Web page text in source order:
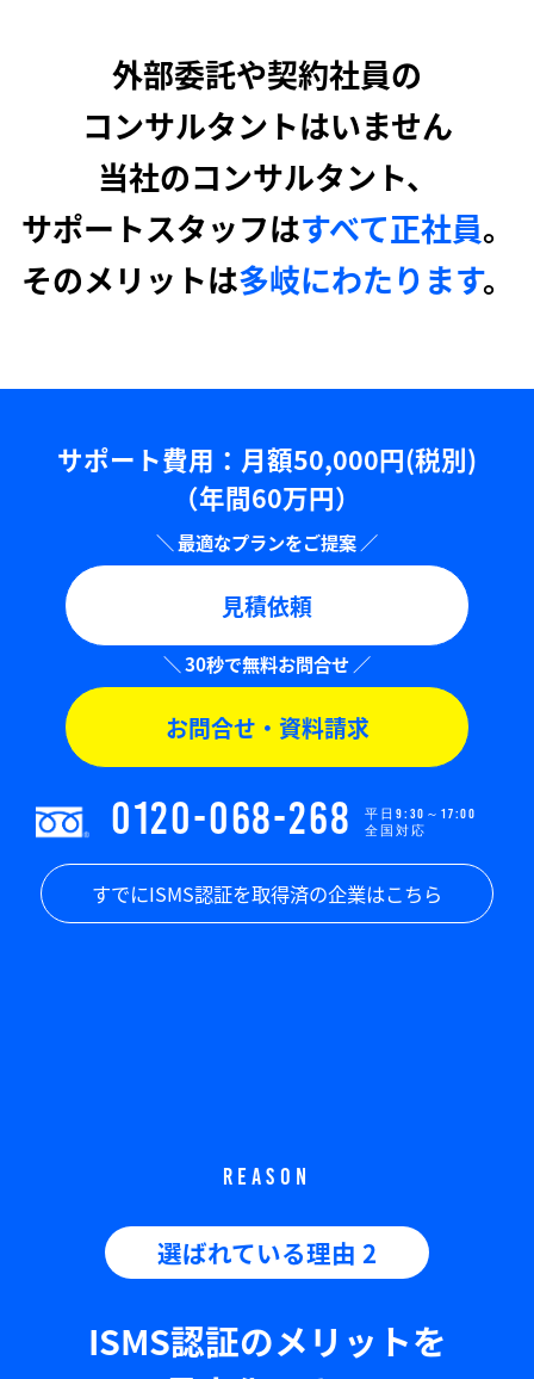
外部委託や契約社員の
コンサルタントはいません
当社のコンサルタント、
サポートスタッフはすべて正社員。
そのメリットは多岐にわたります。
サポート費用：⽉額50,000円(税別)
（年間60万円）
見積依頼
お問合せ・資料請求
0120-068-268
平日9:30～17:00
全国対応
すでにISMS認証を取得済の企業はこちら
REASON
選ばれている理由 2
ISMS認証のメリットを